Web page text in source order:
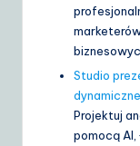
Studio
Projektuj
pomocą AI,